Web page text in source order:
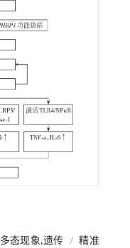
多态现象,遗传 / 精准